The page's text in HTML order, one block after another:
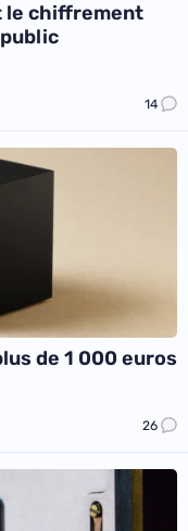
le chiffrement
14
de 1 000 euros
26